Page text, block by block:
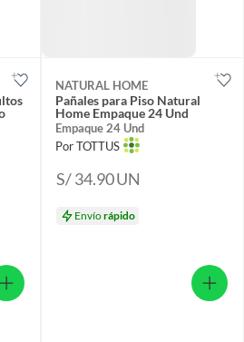
NATURAL HOME
Pañales para Piso Natural
Home Empaque 24 Und
Empaque 24 Und
Por TOTTUS
S/ 34.90UN
Envíorápido